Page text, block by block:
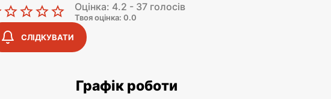
Оцінка: 4.2 - 37 голосів
Твоя оцінка: 0.0
СЛІДКУВАТИ
Графік роботи